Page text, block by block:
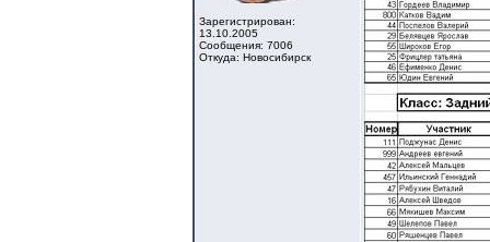
Зарегистрирован:
13.10.2005
Сообщения: 7006
Откуда: Новосибирск